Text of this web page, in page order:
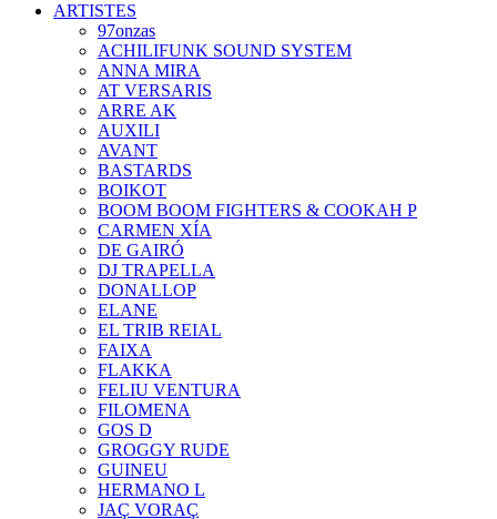
ARTISTES
97onzas
ACHILIFUNK SOUND SYSTEM
ANNA MIRA
AT VERSARIS
ARRE AK
AUXILI
AVANT
BASTARDS
BOIKOT
BOOM BOOM FIGHTERS & COOKAH P
CARMEN XÍA
DE GAIRÓ
DJ TRAPELLA
DONALLOP
ELANE
EL TRIB REIAL
FAIXA
FLAKKA
FELIU VENTURA
FILOMENA
GOS D
GROGGY RUDE
GUINEU
HERMANO L
JAÇ VORAÇ